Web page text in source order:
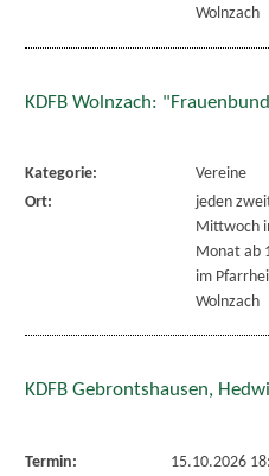
Wolnzach
KDFB Wolnzach:
Kategorie:
Vereine
Ort:
jeden
Mittwoch
Monat ab
im
Wolnzach
KDFB Gebrontshausen,
Termin:
15.10.2026